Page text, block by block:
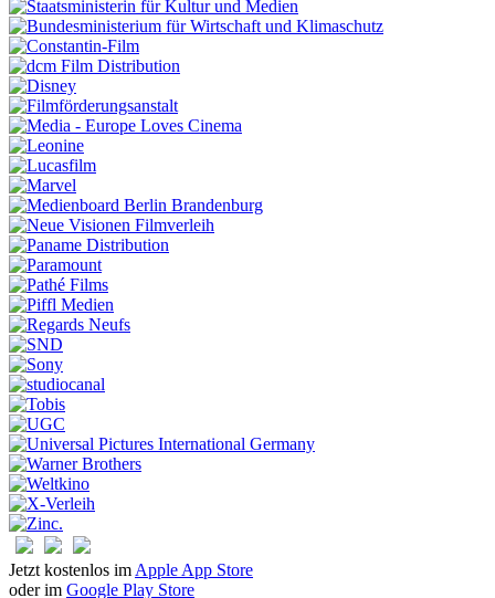
Jetzt kostenlos im Apple App Store
oder im Google Play Store